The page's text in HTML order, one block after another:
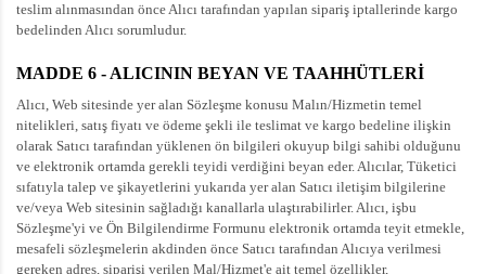
teslim alınmasından önce Alıcı tarafından yapılan sipariş iptallerinde kargo
bedelinden Alıcı sorumludur.
MADDE 6 - ALICININ BEYAN VE TAAHHÜTLERİ
Alıcı, Web sitesinde yer alan Sözleşme konusu Malın/Hizmetin temel
nitelikleri, satış fiyatı ve ödeme şekli ile teslimat ve kargo bedeline ilişkin
olarak Satıcı tarafından yüklenen ön bilgileri okuyup bilgi sahibi olduğunu
ve elektronik ortamda gerekli teyidi verdiğini beyan eder. Alıcılar, Tüketici
sıfatıyla talep ve şikayetlerini yukarıda yer alan Satıcı iletişim bilgilerine
ve/veya Web sitesinin sağladığı kanallarla ulaştırabilirler. Alıcı, işbu
Sözleşme'yi ve Ön Bilgilendirme Formunu elektronik ortamda teyit etmekle,
mesafeli sözleşmelerin akdinden önce Satıcı tarafından Alıcıya verilmesi
gereken adres, siparişi verilen Mal/Hizmet'e ait temel özellikler,